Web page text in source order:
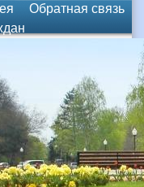
Обратная связь